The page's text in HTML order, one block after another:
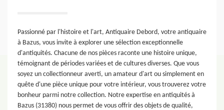
Passionné par l'histoire et l'art, Antiquaire Debord, votre antiquaire
à Bazus, vous invite à explorer une sélection exceptionnelle
d'antiquités. Chacune de nos pièces raconte une histoire unique,
témoignant de périodes variées et de cultures diverses. Que vous
soyez un collectionneur averti, un amateur d'art ou simplement en
quête d'une pièce unique pour votre intérieur, vous trouverez votre
bonheur parmi notre collection. Notre expertise en antiquités à
Bazus (31380) nous permet de vous offrir des objets de qualité,